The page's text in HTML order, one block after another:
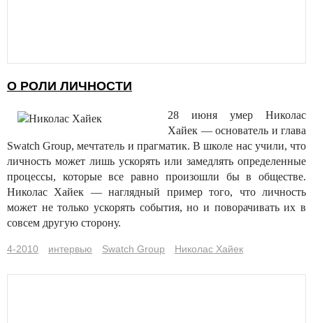
О РОЛИ ЛИЧНОСТИ
28 июня умер Николас
Хайек — основатель и глава
Swatch Group, мечтатель и прагматик.В школе нас учили, что
личность может лишь ускорять или замедлять определенные
процессы, которые все равно произошли бы в обществе.
Николас Хайек — наглядный пример того, что личность
может не только ускорять события, но и поворачивать их в
совсем другую сторону.
4-2010 интервью Swatch Group Николас Хайек